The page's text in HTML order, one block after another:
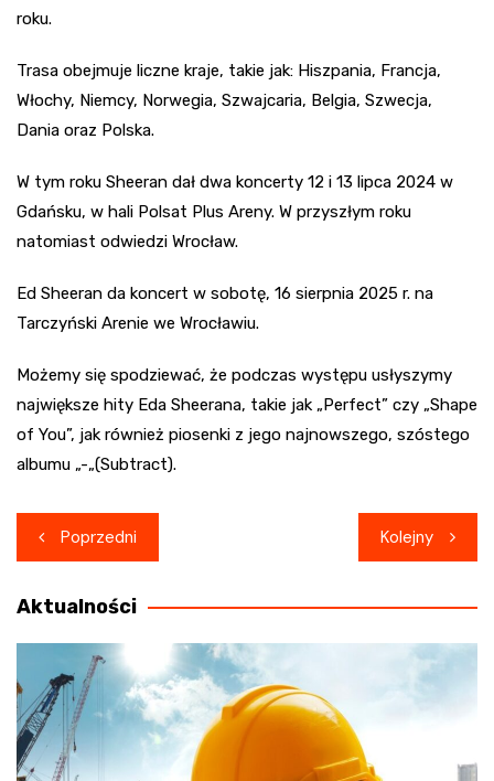
roku.
Trasa obejmuje liczne kraje, takie jak: Hiszpania, Francja,
Włochy, Niemcy, Norwegia, Szwajcaria, Belgia, Szwecja,
Dania oraz Polska.
W tym roku Sheeran dał dwa koncerty 12 i 13 lipca 2024 w
Gdańsku, w hali Polsat Plus Areny. W przyszłym roku
natomiast odwiedzi Wrocław.
Ed Sheeran da koncert w sobotę, 16 sierpnia 2025 r. na
Tarczyński Arenie we Wrocławiu.
Możemy się spodziewać, że podczas występu usłyszymy
największe hity Eda Sheerana, takie jak „Perfect” czy „Shape
of You”, jak również piosenki z jego najnowszego, szóstego
albumu „-„(Subtract).
Nawigacja
wpisu
Poprzedni Kolejny
Aktualności